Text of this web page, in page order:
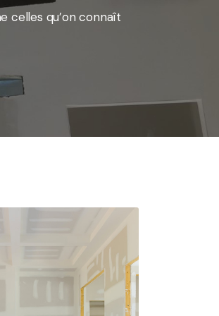
celles qu’on connaît